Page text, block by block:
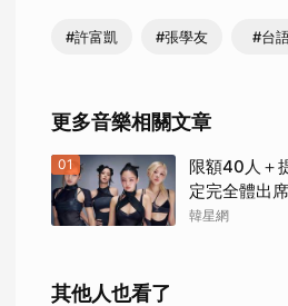
#許富凱 #張學友 #台
更多音樂相關文章
01
限額40人＋
定完全體出席
韓星網
其他人也看了